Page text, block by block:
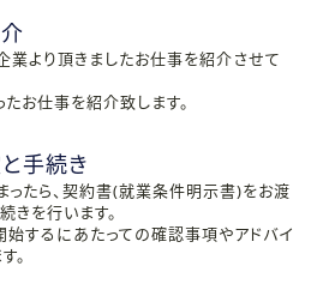
業より頂きましたお仕事を紹介させて
お仕事を紹介致します。
手続き
ったら、契約書(就業条件明示書)をお渡
きを行います。
始するにあたっての確認事項やアドバイ
。